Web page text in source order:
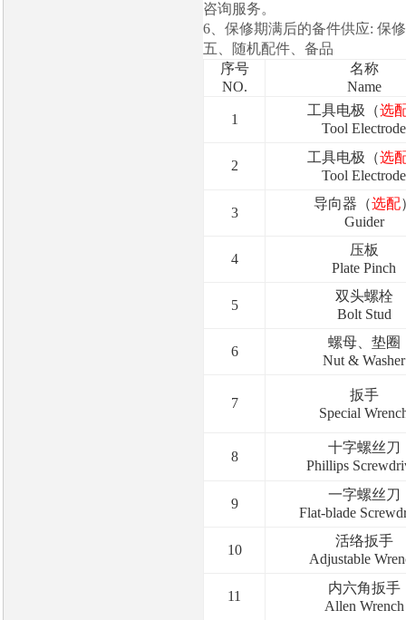
咨询服务。
6 、保修期满后的备件供应: 保
五、随机配件、备品
序号
NO.
名称
Name
1
工具电极（选
Tool Electrode
2
工具电极（选
Tool Electrode
3
导向器（选配
Guider
4
压板
Plate Pinch
5
双头螺栓
Bolt Stud
6
螺母、垫圈
Nut & Washer
7
扳手
Special
8
十字螺丝刀
Phillips
9
一字螺丝刀
Flat-blade
10
活络扳手
Adjustable
11
内六角扳手
Allen Wrench